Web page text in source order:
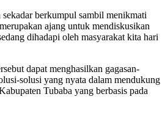
berkumpul sambil menikmati
ajang untuk mendiskusikan
dihadapi oleh masyarakat kita hari
dapat menghasilkan gagasan-
solusi yang nyata dalam mendukung
Tubaba yang berbasis pada